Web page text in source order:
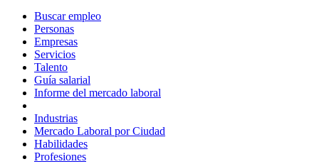
Buscar empleo
Personas
Empresas
Servicios
Talento
Guía salarial
Informe del mercado laboral
Industrias
Mercado Laboral por Ciudad
Habilidades
Profesiones